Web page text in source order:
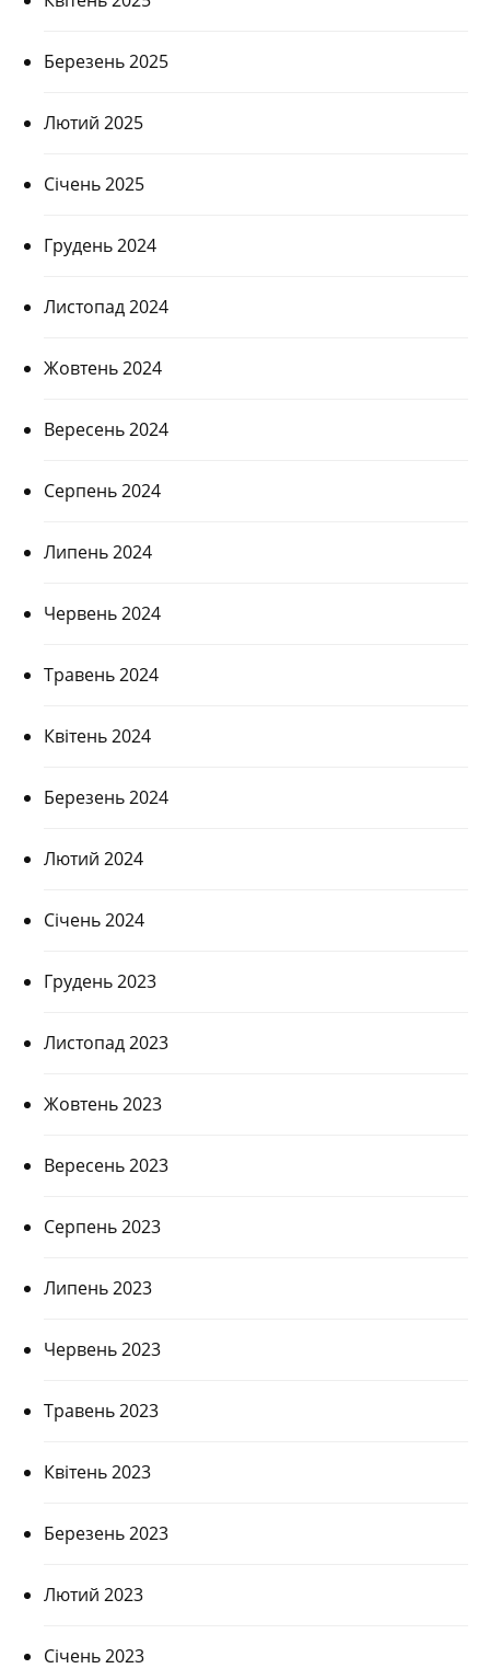
Березень 2025
Лютий 2025
Січень 2025
Грудень 2024
Листопад 2024
Жовтень 2024
Вересень 2024
Серпень 2024
Липень 2024
Червень 2024
Травень 2024
Квітень 2024
Березень 2024
Лютий 2024
Січень 2024
Грудень 2023
Листопад 2023
Жовтень 2023
Вересень 2023
Серпень 2023
Липень 2023
Червень 2023
Травень 2023
Квітень 2023
Березень 2023
Лютий 2023
Січень 2023